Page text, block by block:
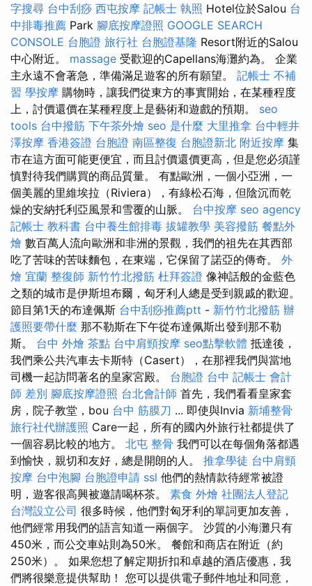
字搜尋 台中刮痧 西屯按摩 記帳士 執照 Hotel位於Salou 台
中排毒推薦 Park 腳底按摩證照 GOOGLE SEARCH
CONSOLE 台胞證 旅行社 台胞證基隆 Resort附近的Salou
中心附近。 massage 受歡迎的Capellans海灘約為。 企業
主永遠不會著急，準備滿足遊客的所有願望。 記帳士 不補
習 學按摩 購物時，讓我們從東方的事實開始，在某種程度
上，討價還價在某種程度上是藝術和遊戲的預期。 seo
tools 台中撥筋 下午茶外燴 seo 是什麼 大里推拿 台中輕井
澤按摩 香港簽證 台胞證 南區整復 台胞證新北 附近按摩 集
市在這方面可能更便宜，而且討價還價更高，但是您必須謹
慎對待我們購買的商品質量。 有點歐洲，一個小亞洲，一
個美麗的里維埃拉（Riviera），有綠松石海，但陰沉而乾
燥的安納托利亞風景和雪覆的山脈。 台中按摩 seo agency
記帳士 教科書 台中養生館排毒 拔罐教學 美容撥筋 餐點外
燴 數百萬人流向歐洲和非洲的景觀，我們的祖先在其西部
吃了苦味的苦味麵包，在東端，它保留了諾亞的傳奇。 外
燴 宜蘭 整復師 新竹竹北撥筋 杜拜簽證 像神話般的金藍色
之類的城市是伊斯坦布爾，匈牙利人總是受到親戚的歡迎。
節目第1天的布達佩斯 台中刮痧推薦ptt - 新竹竹北撥筋 辦
護照要帶什麼 那不勒斯在下午從布達佩斯出發到那不勒
斯。 台中 外燴 茶點 台中肩頸按摩 seo點擊軟體 抵達後，
我們乘公共汽車去卡斯特（Casert），在那裡我們與當地
司機一起訪問著名的皇家宮殿。 台胞證 台中 記帳士 會計
師 差別 腳底按摩證照 台北會計師 首先，我們看看皇家套
房，院子教堂，bou 台中 筋膜刀 ... 即使與Invia 新埔整骨
旅行社代辦護照 Care一起，所有的國內外旅行社都提供了
一個容易比較的地方。 北屯 整骨 我們可以在每個角落都遇
到愉快，親切和友好，總是開朗的人。 推拿學徒 台中肩頸
按摩 台中泡腳 台胞證申請 ssl 他們的熱情款待經常被證
明，遊客很高興被邀請喝杯茶。 素食 外燴 社團法人登記
台灣設立公司 很多時候，他們對匈牙利的單詞更加友善，
他們經常用我們的語言知道一兩個字。 沙質的小海灘只有
450米，而公交車站則為50米。 餐館和商店在附近（約
250米）。 如果您想了解定期折扣和卓越的酒店優惠，我
們將很樂意提供幫助！ 您可以提供電子郵件地址和同意，